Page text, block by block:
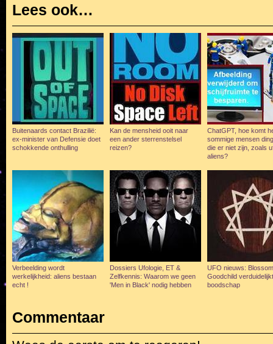
Lees ook…
Buitenaards contact Brazilië:
ex-minister van Defensie doet
schokkende onthulling
Kan de mensheid ooit naar
een ander sterrenstelsel
reizen?
ChatGPT, hoe komt
sommige mensen
die er niet zijn, zoals
aliens?
Verbeelding wordt
werkelijkheid: aliens bestaan
echt !
Dossiers Ufologie, ET &
Zelfkennis: Waarom we geen
'Men in Black' nodig hebben
UFO nieuws: Blossom
Goodchild
boodschap
Commentaar